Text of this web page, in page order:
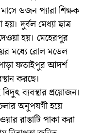
মাসে ৬জন প্যারা শিক্ষক
দুর্বল মেধ্যা ছাত্র
হয়। মেহেরপুর
মধ্যে রোল মডেল
পাড়া ফতাইপুর আদর্শ
করছে।
ব্যবস্থার প্রয়োজন।
চলার অনুপযগী হয়ে
রাস্তাটি পাকা করা